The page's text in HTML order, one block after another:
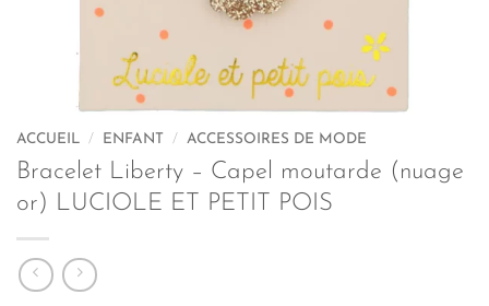
ACCUEIL / ENFANT / ACCESSOIRES DE MODE
Bracelet Liberty – Capel moutarde (nuage
or) LUCIOLE ET PETIT POIS